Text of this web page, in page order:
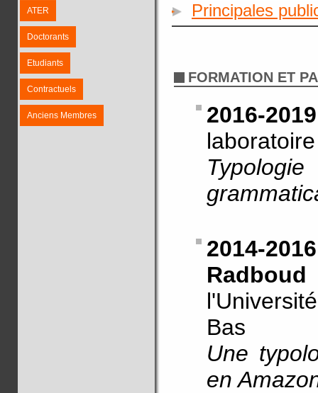
ATER
Doctorants
Etudiants
Contractuels
Anciens Membres
Principales
FORMATION ET
2016-
2014-
Bas
Une
en